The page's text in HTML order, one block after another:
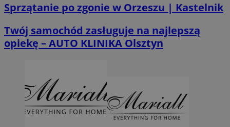
Sprzątanie po zgonie w Orzeszu | Kastelnik
Twój samochód zasługuje na najlepszą
opiekę – AUTO KLINIKA Olsztyn